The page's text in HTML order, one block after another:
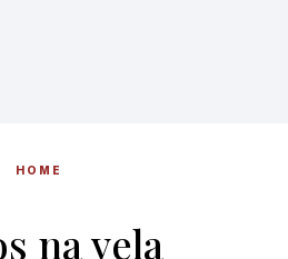
HOME
na vela